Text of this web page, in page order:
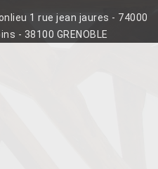
1 rue jean jaures - 74000
- 38100 GRENOBLE